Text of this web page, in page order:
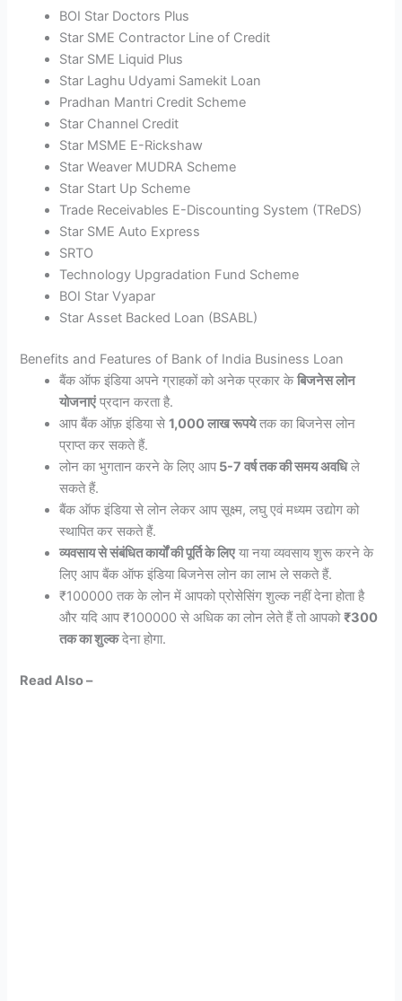
BOI Star Doctors Plus
Star SME Contractor Line of Credit
Star SME Liquid Plus
Star Laghu Udyami Samekit Loan
Pradhan Mantri Credit Scheme
Star Channel Credit
Star MSME E-Rickshaw
Star Weaver MUDRA Scheme
Star Start Up Scheme
Trade Receivables E-Discounting System (TReDS)
Star SME Auto Express
SRTO
Technology Upgradation Fund Scheme
BOI Star Vyapar
Star Asset Backed Loan (BSABL)
Benefits and Features of Bank of India Business Loan
बैंक ऑफ इंडिया अपने ग्राहकों को अनेक प्रकार केबिजनेस लोन
योजनाएंप्रदान करता है.
आप बैंक ऑफ़ इंडिया से1,000 लाख रूपयेतक का बिजनेस लोन
प्राप्त कर सकते हैं.
लोन का भुगतान करने के लिए आप5-7 वर्ष तक की समय अवधिले
सकते हैं.
बैंक ऑफ इंडिया से लोन लेकर आप सूक्ष्म, लघु एवं मध्यम उद्योग को
स्थापित कर सकते हैं.
व्यवसाय से संबंधित कार्यों की पूर्ति के लिएया नया व्यवसाय शुरू करने के
लिए आप बैंक ऑफ इंडिया बिजनेस लोन का लाभ ले सकते हैं.
₹100000 तक के लोन में आपको प्रोसेसिंग शुल्क नहीं देना होता है
और यदि आप ₹100000 से अधिक का लोन लेते हैं तो आपको₹300
तक का शुल्कदेना होगा.
Read Also –